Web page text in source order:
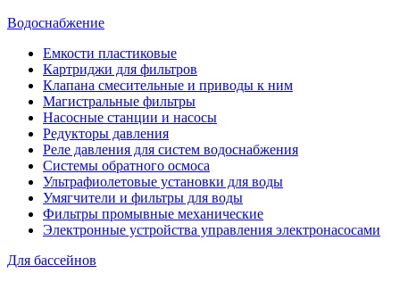
Водоснабжение
Емкости пластиковые
Картриджи для фильтров
Клапана смесительные и приводы к ним
Магистральные фильтры
Насосные станции и насосы
Редукторы давления
Реле давления для систем водоснабжения
Системы обратного осмоса
Ультрафиолетовые установки для воды
Умягчители и фильтры для воды
Фильтры промывные механические
Электронные устройства управления электронасосами
Для бассейнов